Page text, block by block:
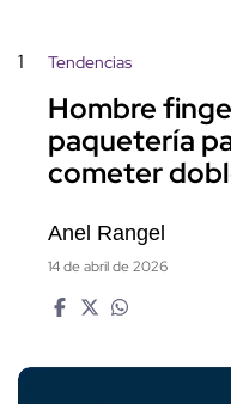
1 Tendencias
Hombre
paquetería
cometer
Anel Rangel
14 de abril de 2026